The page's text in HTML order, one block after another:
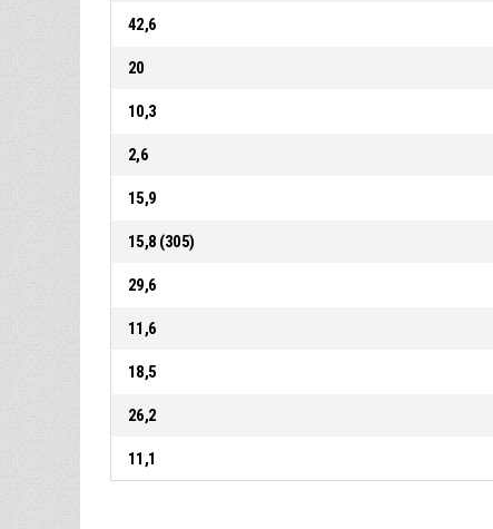
42,6
20
10,3
2,6
15,9
15,8 (305)
29,6
11,6
18,5
26,2
11,1